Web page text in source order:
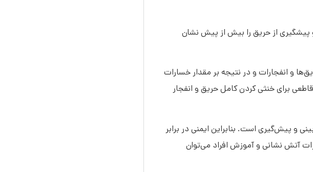
از حریق را بیش از پیش نشان
و انفجارات و در نتیجه بر مقدار خسارات
برای خنثی کردن کامل حریق و انفجار
که بیش از 75 تا 80 درصد حریق‌ها قابل پیش‌بینی و پیش‌گیری است. بنابراین ایمنی در برابر
آتش نشانی و آموزش افراد می‌توان